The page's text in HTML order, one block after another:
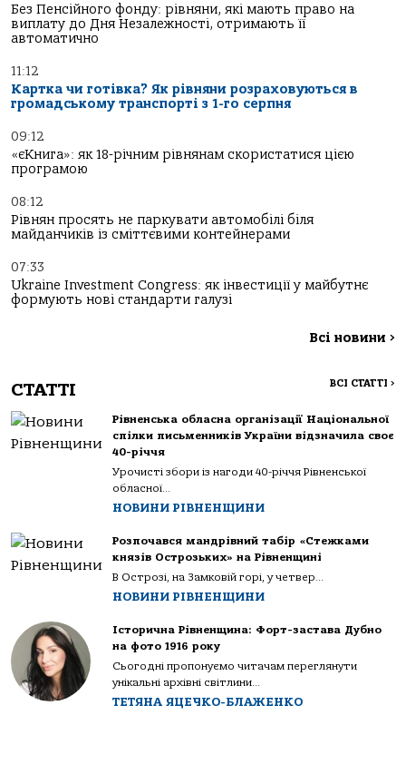
Без Пенсійного фонду: рівняни, які мають право на
виплату до Дня Незалежності, отримають її
автоматично
11:12
Картка чи готівка? Як рівняни розраховуються в
громадському транспорті з 1-го серпня
09:12
«єКнига»: як 18-річним рівнянам скористатися цією
програмою
08:12
Рівнян просять не паркувати автомобілі біля
майданчиків із сміттєвими контейнерами
07:33
Ukraine Investment Congress: як інвестиції у майбутнє
формують нові стандарти галузі
Всі новини >
СТАТТІ ВСІ СТАТТІ >
Рівненська обласна організації Національної
спілки письменників України відзначила своє
40-річчя
Урочисті збори із нагоди 40-річчя Рівненської
обласної...
НОВИНИ РІВНЕНЩИНИ
Розпочався мандрівний табір «Стежками
князів Острозьких» на Рівненщині
В Острозі, на Замковій горі, у четвер...
НОВИНИ РІВНЕНЩИНИ
Історична Рівненщина: Форт-застава Дубно
на фото 1916 року
Сьогодні пропонуємо читачам переглянути
унікальні архівні світлини...
ТЕТЯНА ЯЦЕЧКО-БЛАЖЕНКО